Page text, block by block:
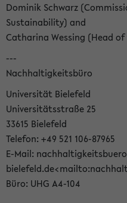
Dominik Schwarz
Sustainability) and
Catharina Wessing (Head
---
Nachhaltigkeitsbüro
Universität Bielefeld
Universitätsstraße 25
33615 Bielefeld
Telefon: +49 521 106-87965
E-Mail:
Büro: UHG A4-104